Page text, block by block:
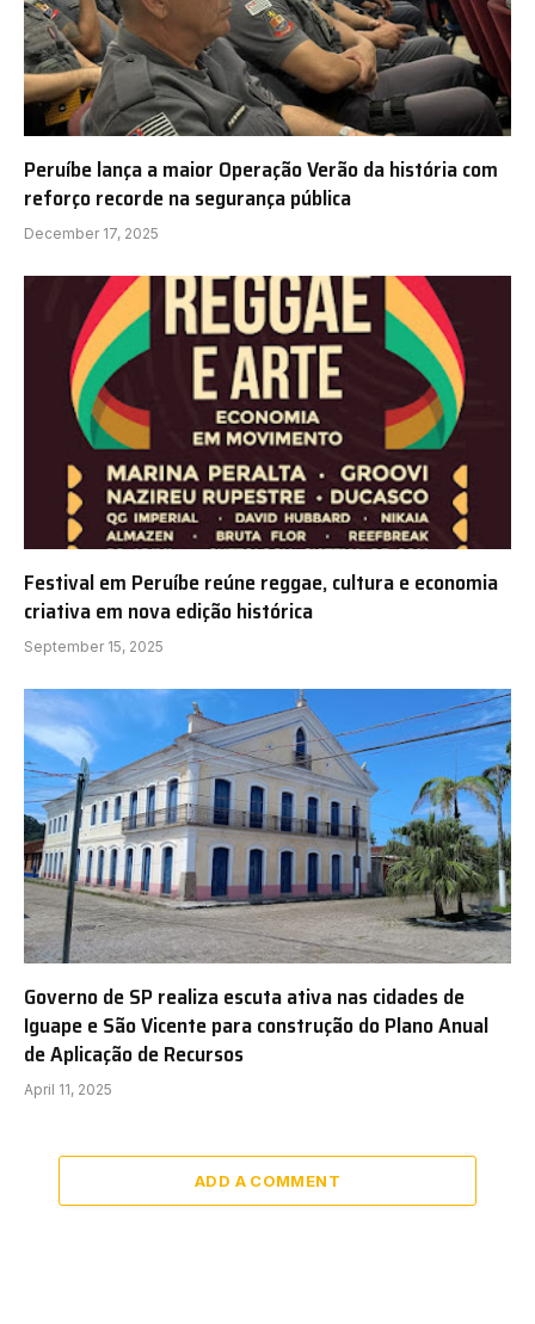
Peruíbe lança a maior Operação Verão da história com
reforço recorde na segurança pública
December 17, 2025
Festival em Peruíbe reúne reggae, cultura e economia
criativa em nova edição histórica
September 15, 2025
Governo de SP realiza escuta ativa nas cidades de
Iguape e São Vicente para construção do Plano Anual
de Aplicação de Recursos
April 11, 2025
ADD A COMMENT